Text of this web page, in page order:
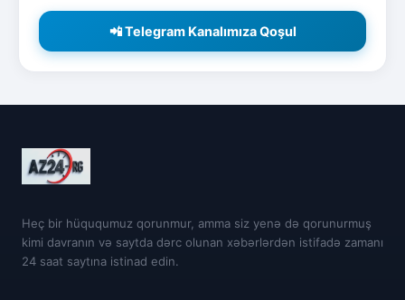
📲 Telegram Kanalımıza Qoşul
Heç bir hüququmuz qorunmur, amma siz yenə də qorunurmuş
kimi davranın və saytda dərc olunan xəbərlərdən istifadə zamanı
24 saat saytına istinad edin.